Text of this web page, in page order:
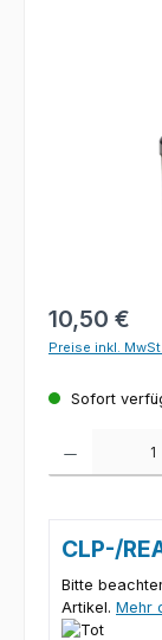
Bildergalerie
Regulärer Preis:
10,50 €
Preise inkl.
Sofort
CLP-/
Bitte
Artikel. Mehr